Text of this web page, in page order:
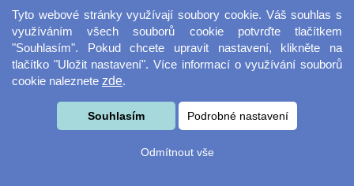
Velkoformátová
fotografie
Svačinový box
Tyto webové stránky využívají soubory cookie. Váš souhlas s
využíváním všech souborů cookie potvrďte tlačítkem
"Souhlasím". Pokud chcete upravit nastavení, klikněte na
tlačítko "Uložit nastavení". Více informací o využívání souborů
cookie naleznete zde.
Souhlasím Podrobné nastavení
Odmítnout vše